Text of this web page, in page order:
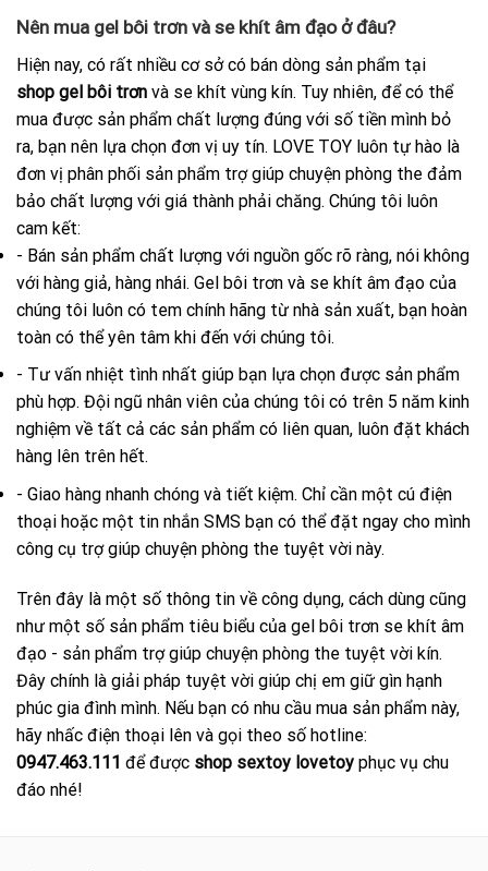
Nên mua gel bôi trơn và se khít âm đạo ở đâu?
Hiện nay, có rất nhiều cơ sở có bán dòng sản phẩm tại
shop gel bôi trơn và se khít vùng kín. Tuy nhiên, để có thể
mua được sản phẩm chất lượng đúng với số tiền mình bỏ
ra, bạn nên lựa chọn đơn vị uy tín. LOVE TOY luôn tự hào là
đơn vị phân phối sản phẩm trợ giúp chuyện phòng the đảm
bảo chất lượng với giá thành phải chăng. Chúng tôi luôn
cam kết:
- Bán sản phẩm chất lượng với nguồn gốc rõ ràng, nói không
với hàng giả, hàng nhái. Gel bôi trơn và se khít âm đạo của
chúng tôi luôn có tem chính hãng từ nhà sản xuất, bạn hoàn
toàn có thể yên tâm khi đến với chúng tôi.
- Tư vấn nhiệt tình nhất giúp bạn lựa chọn được sản phẩm
phù hợp. Đội ngũ nhân viên của chúng tôi có trên 5 năm kinh
nghiệm về tất cả các sản phẩm có liên quan, luôn đặt khách
hàng lên trên hết.
- Giao hàng nhanh chóng và tiết kiệm. Chỉ cần một cú điện
thoại hoặc một tin nhắn SMS bạn có thể đặt ngay cho mình
công cụ trợ giúp chuyện phòng the tuyệt vời này.
Trên đây là một số thông tin về công dụng, cách dùng cũng
như một số sản phẩm tiêu biểu của gel bôi trơn se khít âm
đạo - sản phẩm trợ giúp chuyện phòng the tuyệt vời kín.
Đây chính là giải pháp tuyệt vời giúp chị em giữ gìn hạnh
phúc gia đình mình. Nếu bạn có nhu cầu mua sản phẩm này,
hãy nhấc điện thoại lên và gọi theo số hotline:
0947.463.111 để được shop sextoy lovetoy phục vụ chu
đáo nhé!